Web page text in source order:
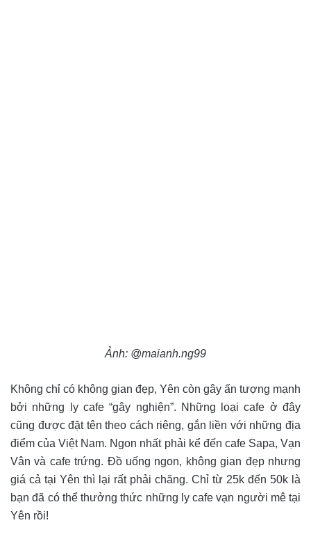
Ảnh: @maianh.ng99
Không chỉ có không gian đẹp, Yên còn gây ấn tượng mạnh
bởi những ly cafe “gây nghiện”. Những loại cafe ở đây
cũng được đặt tên theo cách riêng, gắn liền với những địa
điểm của Việt Nam. Ngon nhất phải kể đến cafe Sapa, Vạn
Vân và cafe trứng. Đồ uống ngon, không gian đẹp nhưng
giá cả tại Yên thì lại rất phải chăng. Chỉ từ 25k đến 50k là
bạn đã có thể thưởng thức những ly cafe vạn người mê tại
Yên rồi!